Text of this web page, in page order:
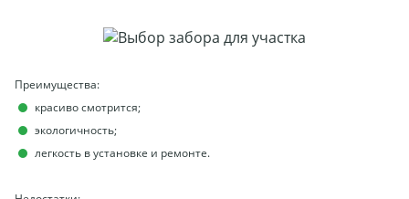
Преимущества:
красиво смотрится;
экологичность;
легкость в установке и ремонте.